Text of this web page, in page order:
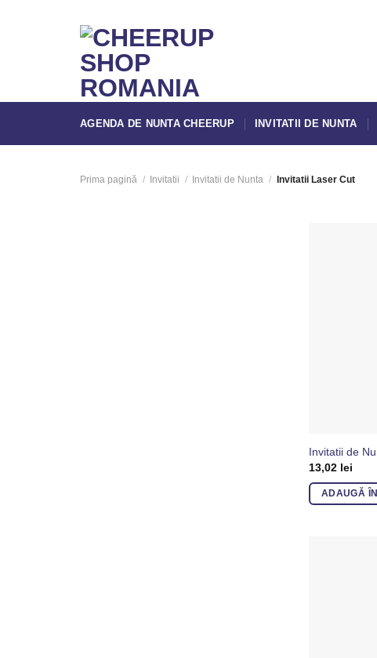
AGENDA DE NUNTA CHEERUP INVITATII DE NUNTA
Prima pagină / Invitatii / Invitatii de Nunta / Invitatii Laser Cut
Invitatii de
13,02 lei
ADAUGĂ